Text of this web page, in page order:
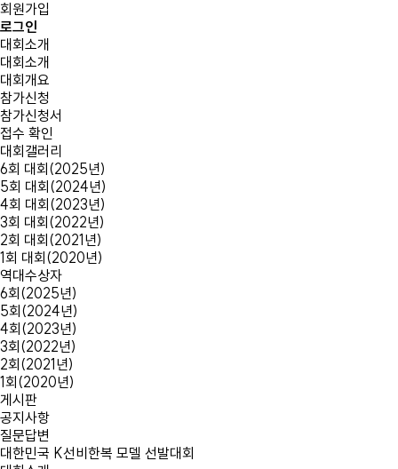
회원가입
로그인
대회소개
대회소개
대회개요
참가신청
참가신청서
접수 확인
대회갤러리
6회 대회(2025년)
5회 대회(2024년)
4회 대회(2023년)
3회 대회(2022년)
2회 대회(2021년)
1회 대회(2020년)
역대수상자
6회(2025년)
5회(2024년)
4회(2023년)
3회(2022년)
2회(2021년)
1회(2020년)
게시판
공지사항
질문답변
대한민국 K선비한복 모델 선발대회